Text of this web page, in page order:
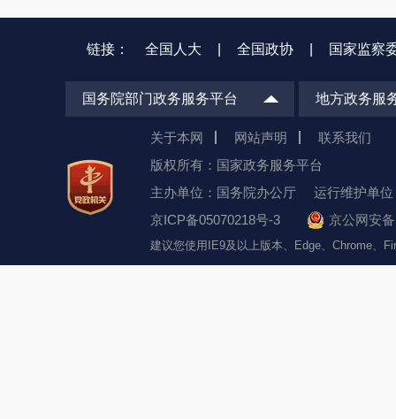
链接： 全国人大 全国政协 国家监察
国务院部门政务服务平台 地方政务服
关于本网 网站声明
联系我们
版权所有：国家政务服务平台
主办单位：国务院办公厅
运行维护单
京ICP备05070218号-3
京公网安
建议您使用IE9及以上版本、Edge、Chrome、